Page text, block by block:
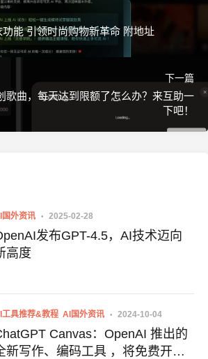
能 引领时尚购物新革命 附地址
下一篇
歌曲，每天达到限额了怎么办？来互助一
下吧！
国外资讯 2025-02-28
发布GPT-4.5，AI技术迈向
高度
工具推荐&教程 AI国外资讯 2024-10-04
Canvas：OpenAI 推出的
新写作、编码工具 ，将免费开